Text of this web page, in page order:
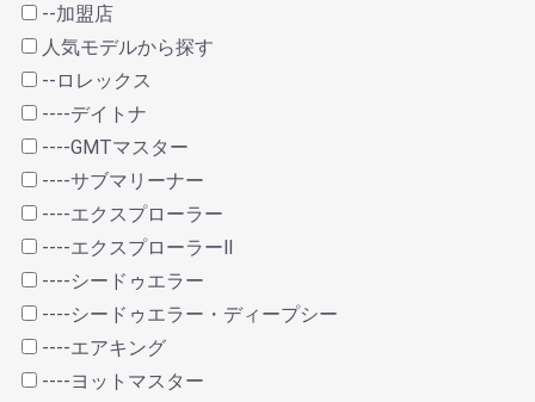
--加盟店
人気モデルから探す
--ロレックス
----デイトナ
----GMTマスター
----サブマリーナー
----エクスプローラー
----エクスプローラーⅡ
----シードゥエラー
----シードゥエラー・ディープシー
----エアキング
----ヨットマスター